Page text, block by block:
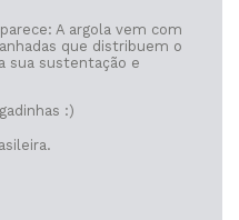
A argola vem com
que distribuem o
sua sustentação e
:)